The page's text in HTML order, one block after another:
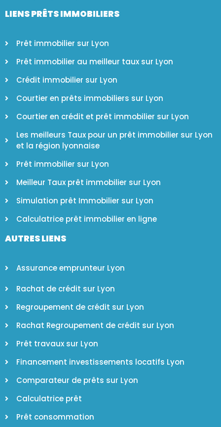
LIENS PRÊTS IMMOBILIERS
Prêt immobilier sur Lyon
Prêt immobilier au meilleur taux sur Lyon
Crédit immobilier sur Lyon
Courtier en prêts immobiliers sur Lyon
Courtier en crédit et prêt immobilier sur Lyon
Les meilleurs Taux pour un prêt immobilier sur Lyon
et la région lyonnaise
Prêt immobilier sur Lyon
Meilleur Taux prêt immobilier sur Lyon
Simulation prêt Immobilier sur Lyon
Calculatrice prêt immobilier en ligne
AUTRES LIENS
Assurance emprunteur Lyon
Rachat de crédit sur Lyon
Regroupement de crédit sur Lyon
Rachat Regroupement de crédit sur Lyon
Prêt travaux sur Lyon
Financement investissements locatifs Lyon
Comparateur de prêts sur Lyon
Calculatrice prêt
Prêt consommation